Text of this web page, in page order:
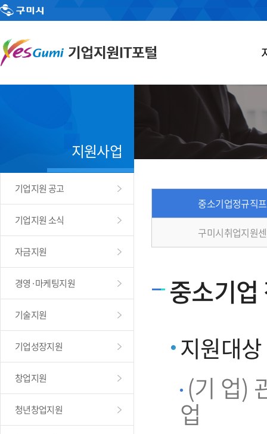
지원사업
기업지원 공고
기업지원 소식
자금지원
경영·마케팅지원
기술지원
기업성장지원
창업지원
청년창업지원
중소기업정규직
구미시취업지원
중소기
지원대상
(기 업)
업